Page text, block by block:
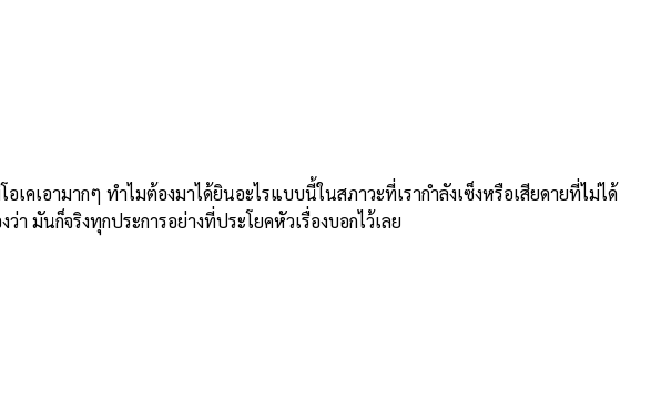
เอามากๆ ทำไมต้องมาได้ยินอะไรแบบนี้ในสภาวะที่เรากำลังเซ็งหรือเสียดายที่ไม่ได้
า มันก็จริงทุกประการอย่างที่ประโยคหัวเรื่องบอกไว้เลย